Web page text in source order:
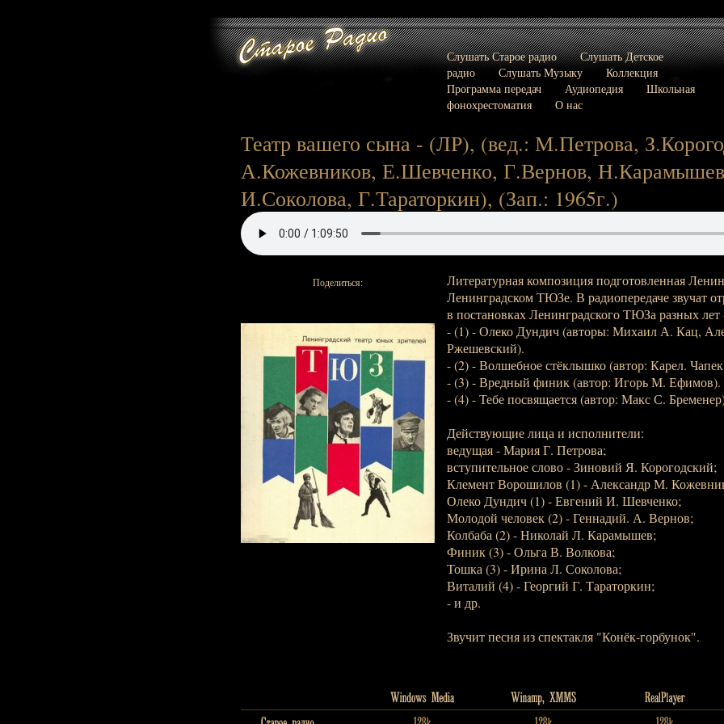
Слушать Старое радио
Слушать Детское
радио
Слушать Музыку
Коллекция
Программа передач
Аудиопедия
Школьная
фонохрестоматия
О нас
Театр вашего сына - (ЛР), (вед.: М.Петрова,
А.Кожевников, Е.Шевченко, Г.Вернов,
И.Соколова, Г.Тараторкин), (Зап.: 1965г.)
Поделиться:
Литературная композиция подготовленная
Ленинградском ТЮЗе. В радиопередаче звучат
в постановках Ленинградского ТЮЗа разных лет
- (1) - Олеко Дундич (авторы: Михаил А. Кац,
Ржешевский).
- (2) - Волшебное стёклышко (автор: Карел.
- (3) - Вредный финик (автор: Игорь М. Ефимов).
- (4) - Тебе посвящается (автор: Макс С.
Действующие лица и исполнители:
ведущая - Мария Г. Петрова;
вступительное слово - Зиновий Я. Корогодский;
Клемент Ворошилов (1) - Александр М.
Олеко Дундич (1) - Евгений И. Шевченко;
Молодой человек (2) - Геннадий. А. Вернов;
Колбаба (2) - Николай Л. Карамышев;
Финик (3) - Ольга В. Волкова;
Тошка (3) - Ирина Л. Соколова;
Виталий (4) - Георгий Г. Тараторкин;
- и др.
Звучит песня из спектакля "Конёк-горбунок".